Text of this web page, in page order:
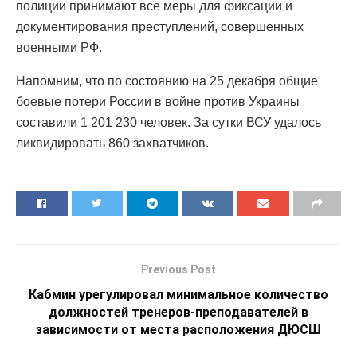
полиции принимают все меры для фиксации и
документирования преступлений, совершенных
военными РФ.
Напомним, что по состоянию на 25 декабря общие
боевые потери России в войне против Украины
составили 1 201 230 человек. За сутки ВСУ удалось
ликвидировать 860 захватчиков.
Previous Post
Кабмин урегулировал минимальное количество
должностей тренеров-преподавателей в
зависимости от места расположения ДЮСШ